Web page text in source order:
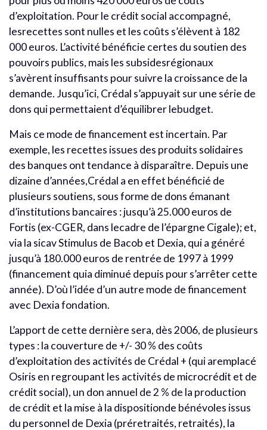
d’exploitation. Pour le crédit social accompagné,
lesrecettes sont nulles et les coûts s’élèvent à 182
000 euros. L’activité bénéficie certes du soutien des
pouvoirs publics, mais les subsidesrégionaux
s’avèrent insuffisants pour suivre la croissance de la
demande. Jusqu’ici, Crédal s’appuyait sur une série de
dons qui permettaient d’équilibrer lebudget.
Mais ce mode de financement est incertain. Par
exemple, les recettes issues des produits solidaires
des banques ont tendance à disparaître. Depuis une
dizaine d’années,Crédal a en effet bénéficié de
plusieurs soutiens, sous forme de dons émanant
d’institutions bancaires : jusqu’à 25.000 euros de
Fortis (ex-CGER, dans lecadre de l’épargne Cigale); et,
via la sicav Stimulus de Bacob et Dexia, qui a généré
jusqu’à 180.000 euros de rentrée de 1997 à 1999
(financement quia diminué depuis pour s’arrêter cette
année). D’où l’idée d’un autre mode de financement
avec Dexia fondation.
L’apport de cette dernière sera, dès 2006, de plusieurs
types : la couverture de +/- 30 % des coûts
d’exploitation des activités de Crédal + (qui aremplacé
Osiris en regroupant les activités de microcrédit et de
crédit social), un don annuel de 2 % de la production
de crédit et la mise à la dispositionde bénévoles issus
du personnel de Dexia (préretraités, retraités), la